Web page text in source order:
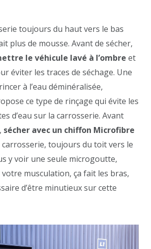
toujours du haut vers le bas
ait plus de mousse. Avant de sécher,
le véhicule lavé à l’ombre et
éviter les traces de séchage. Une
à l’eau déminéralisée,
ce type de rinçage qui évite les
d’eau sur la carrosserie. Avant
sécher avec un chiffon Microfibre
carrosserie, toujours du toit vers le
y voir une seule microgoutte,
musculation, ça fait les bras,
d’être minutieux sur cette